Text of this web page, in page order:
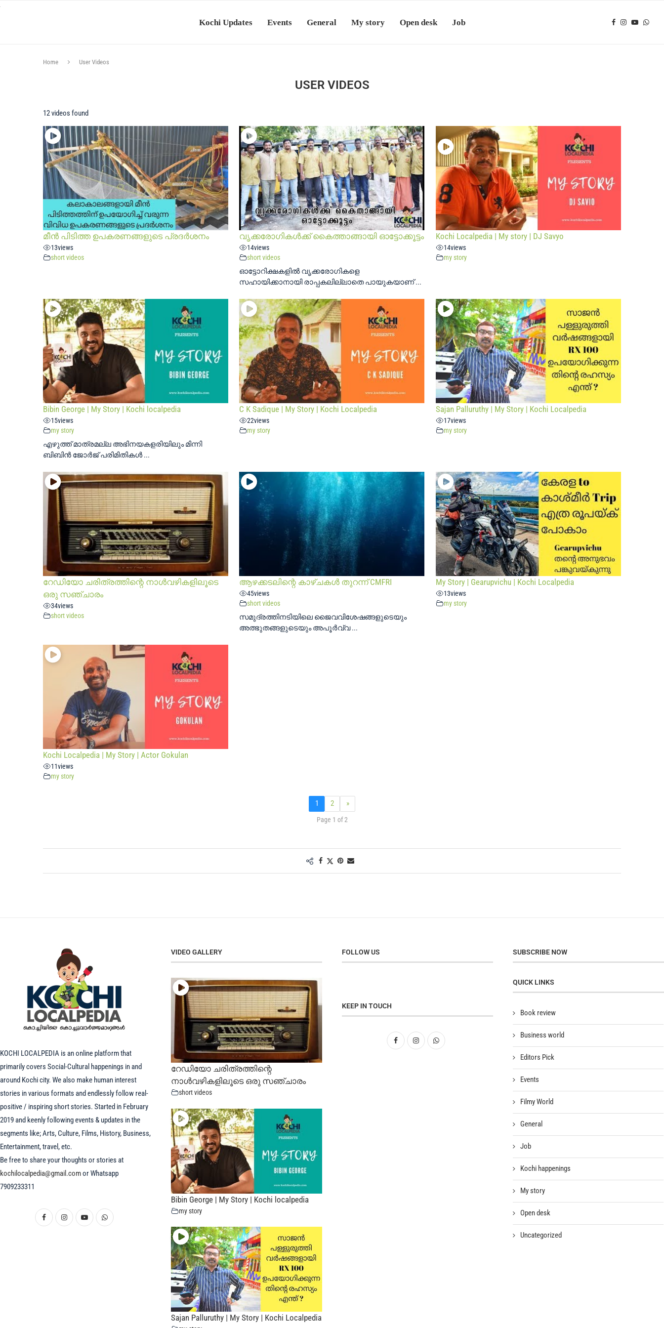
Kochi Updates Events General My story Open desk Job
Home User Videos
USER VIDEOS
12 videos found
മീൻ പിടിത്ത ഉപകരണങ്ങളുടെ പ്രദർശനം
13views
short videos
വൃക്കരോഗികൾക്ക് കൈത്താങ്ങായി ഓട്ടോക്കൂട്ടം
14views
short videos
ഓട്ടോറിക്ഷകളിൽ വൃക്കരോഗികളെ
സഹായിക്കാനായി രാപ്പകലില്ലാതെ പായുകയാണ് ...
Kochi Localpedia | My story | DJ Savyo
14views
my story
Bibin George | My Story | Kochi localpedia
15views
my story
എഴുത്ത് മാത്രമല്ല അഭിനയകളരിയിലും മിന്നി
ബിബിന്‍ ജോര്‍ജ് പരിമിതികൾ ...
C K Sadique | My Story | Kochi Localpedia
22views
my story
Sajan Palluruthy | My Story | Kochi Localpedia
17views
my story
റേഡിയോ ചരിത്രത്തിന്റെ നാൾവഴികളിലൂടെ
ഒരു സഞ്ചാരം
34views
short videos
ആഴക്കടലിന്റെ കാഴ്ചകൾ തുറന്ന് CMFRI
45views
short videos
സമുദ്രത്തിനടിയിലെ ജൈവവിശേഷങ്ങളുടെയും
അത്ഭുതങ്ങളുടെയും അപൂർവ്വ ...
My Story | Gearupvichu | Kochi Localpedia
13views
my story
Kochi Localpedia | My Story | Actor Gokulan
11views
my story
1 2 »
Page 1 of 2
KOCHI LOCALPEDIA is an online platform that
primarily covers Social-Cultural happenings in and
around Kochi city. We also make human interest
stories in various formats and endlessly follow real-
positive / inspiring short stories. Started in February
2019 and keenly following events & updates in the
segments like; Arts, Culture, Films, History, Business,
Entertainment, travel, etc.
Be free to share your thoughts or stories at
kochilocalpedia@gmail.comor Whatsapp
7909233311
VIDEO GALLERY
റേഡിയോ ചരിത്രത്തിന്റെ
നാൾവഴികളിലൂടെ ഒരു സഞ്ചാരം
short videos
Bibin George | My Story | Kochi localpedia
my story
Sajan Palluruthy | My Story | Kochi Localpedia
FOLLOW US
KEEP IN TOUCH
SUBSCRIBE NOW
QUICK LINKS
Book review
Business world
Editors Pick
Events
Filmy World
General
Job
Kochi happenings
My story
Open desk
Uncategorized